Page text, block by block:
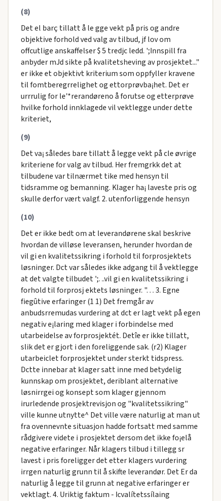
(8)
Det el barç tillatt å le gge vekt på pris og andre
objektive forhold ved valg av tilbud, jf lov om
offcutlige anskaffelser $ 5 tredjc ledd. ';Innspill fra
anbyder mJd sikte på kvalitetsheving av prosjektet..."
er ikke et objektivt kriterium som oppfyller kravene
til fomtberegrrelighet og ettorprøvba¡het. Det er
urrrulig for le'*rerandøreno å forutse og etterprøve
hvilke forhold innklagede vil vektlegge under dette
kriteriet,
(9)
Det va¡ således bare tillatt å legge vekt på cle øvrige
kriteriene for valg av tilbud. Her fremgrkk det at
tilbudene var tilnærmet tike med hensyn til
tidsramme og bemanning. Klager ha¡ laveste pris og
skulle derfor vært valgf. 2. utenforliggende hensyn
(10)
Det er ikke bedt om at leverandørene skal beskrive
hvordan de villøse leveransen, herunder hvordan de
vil gi en kvalitetssikring i forhold til forprosjektets
løsninger. Dct var således ikke adgang til å vektlegge
at det valgte tilbudet ';. ..vil gi en kvalitetssikring i
forhold til forprosj ektets løsninger. ". . . 3. Egne
fiegûtive erfaringer (1 1) Det fremgår av
anbudsrremudas vurdering at dct er lagt vekt på egen
negativ e¡laring med klager i forbindelse med
utarbeidelse av forprosjektét. Detîe er ikke tillatt,
slik det er gjort i den foreliggende sak. (r2) Klager
utarbeiclet forprosjektet under sterkt tidspress.
Dctte innebar at klager satt inne med betydelig
kunnskap om prosjektet, deriblant alternative
løsnirrgei og konsept som klager gjennom
irurledende prosjektrevisjon og "kvalitetssikring"
ville kunne utnytte^ Det ville være naturlig at man ut
fra ovennevnte situasjon hadde fortsatt med samme
rådgivere videte i prosjektet dersom det ikke fo¡elå
negative erfaringer. Når klagers tilbud i tillegg sr
lavest i pris foreligger det etter klagers vurdering
irrgen naturlig grunn til å skifte leverandør. Det Er da
naturlig å legge til grunn at negative erfaringer er
vektlagt. 4. Uriktig faktum - Icvalítetssílaing